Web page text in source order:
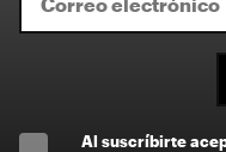
Al suscríbirte